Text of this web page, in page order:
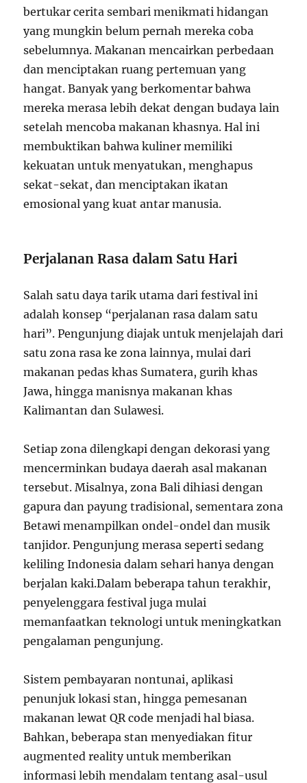
bertukar cerita sembari menikmati hidangan
yang mungkin belum pernah mereka coba
sebelumnya. Makanan mencairkan perbedaan
dan menciptakan ruang pertemuan yang
hangat. Banyak yang berkomentar bahwa
mereka merasa lebih dekat dengan budaya lain
setelah mencoba makanan khasnya. Hal ini
membuktikan bahwa kuliner memiliki
kekuatan untuk menyatukan, menghapus
sekat-sekat, dan menciptakan ikatan
emosional yang kuat antar manusia.
Perjalanan Rasa dalam Satu Hari
Salah satu daya tarik utama dari festival ini
adalah konsep “perjalanan rasa dalam satu
hari”. Pengunjung diajak untuk menjelajah dari
satu zona rasa ke zona lainnya, mulai dari
makanan pedas khas Sumatera, gurih khas
Jawa, hingga manisnya makanan khas
Kalimantan dan Sulawesi.
Setiap zona dilengkapi dengan dekorasi yang
mencerminkan budaya daerah asal makanan
tersebut. Misalnya, zona Bali dihiasi dengan
gapura dan payung tradisional, sementara zona
Betawi menampilkan ondel-ondel dan musik
tanjidor. Pengunjung merasa seperti sedang
keliling Indonesia dalam sehari hanya dengan
berjalan kaki.Dalam beberapa tahun terakhir,
penyelenggara festival juga mulai
memanfaatkan teknologi untuk meningkatkan
pengalaman pengunjung.
Sistem pembayaran nontunai, aplikasi
penunjuk lokasi stan, hingga pemesanan
makanan lewat QR code menjadi hal biasa.
Bahkan, beberapa stan menyediakan fitur
augmented reality untuk memberikan
informasi lebih mendalam tentang asal-usul